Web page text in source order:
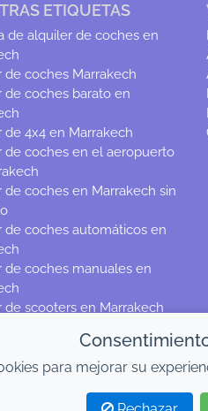
ETIQUETAS
de alquiler de coches en
de coches Marrakech
de coches barato en
de 4x4 en Marrakech
de coches en el aeropuerto
de coches en Marrakech sin
de coches automáticos en
de coches manuales en
de scooters en Marrakech
para mejorar su